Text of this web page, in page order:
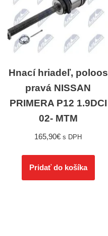
Hnací hriadeľ, poloos
pravá NISSAN
PRIMERA P12 1.9DCI
02- MTM
165,90€ s DPH
Pridať do košíka